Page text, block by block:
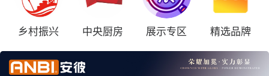
乡村振兴 中央厨房 展示专区 精选品牌